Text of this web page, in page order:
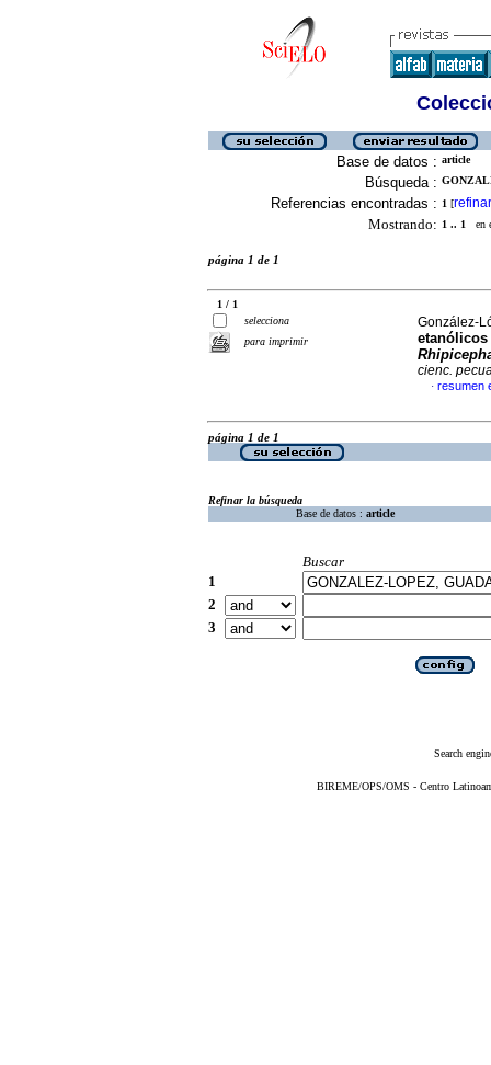
Base de datos : article
Búsqueda :
Referencias encontradas : 1 [refinar
Mostrando: 1 .. 1 en
página 1 de 1
1 / 1
selecciona
para imprimir
González-
cienc.
· resumen
página 1 de 1
Refinar la búsqueda
Base de datos : article
Buscar
1
2
3
Search
BIREME/OPS/OMS - Centro